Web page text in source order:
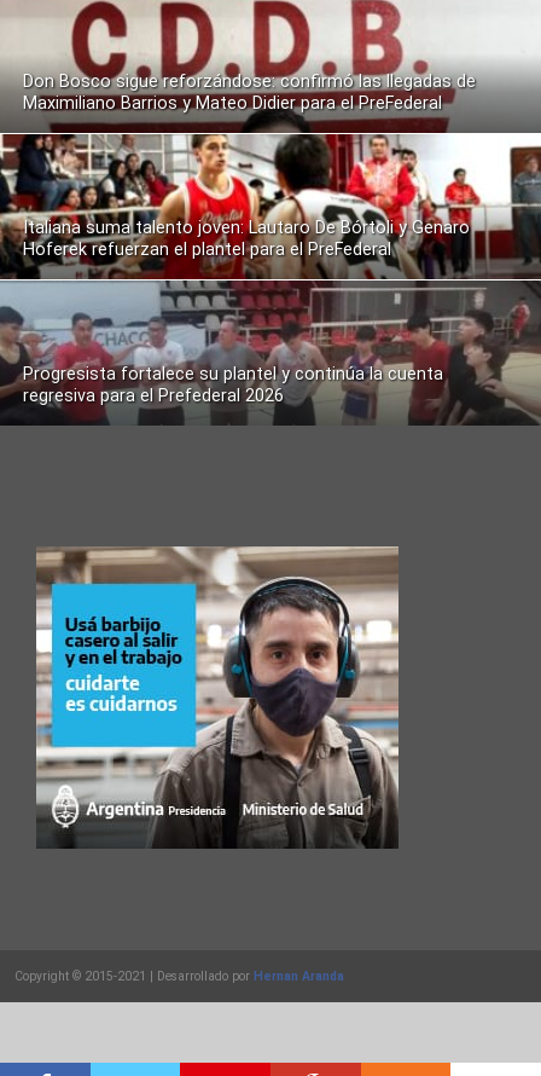
Don Bosco sigue reforzándose: confirmó las llegadas de
Maximiliano Barrios y Mateo Didier para el PreFederal
Italiana suma talento joven: Lautaro De Bórtoli y Genaro
Hoferek refuerzan el plantel para el PreFederal
Progresista fortalece su plantel y continúa la cuenta
regresiva para el Prefederal 2026
Copyright © 2015-2021 | Desarrollado por Hernan Aranda